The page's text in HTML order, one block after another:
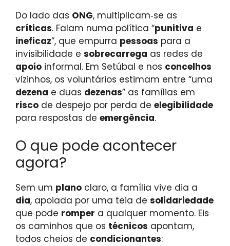
Do lado das ONG, multiplicam‑se as
críticas. Falam numa política “punitiva e
ineficaz”, que empurra pessoas para a
invisibilidade e sobrecarrega as redes de
apoio informal. Em Setúbal e nos concelhos
vizinhos, os voluntários estimam entre “uma
dezena e duas dezenas” as famílias em
risco de despejo por perda de elegibilidade
para respostas de emergência.
O que pode acontecer
agora?
Sem um plano claro, a família vive dia a
dia, apoiada por uma teia de solidariedade
que pode romper a qualquer momento. Eis
os caminhos que os técnicos apontam,
todos cheios de condicionantes: